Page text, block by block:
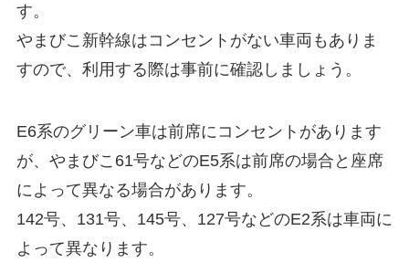
す。
やまびこ新幹線はコンセントがない車両もありま
すので、利用する際は事前に確認しましょう。
E6系のグリーン車は前席にコンセントがあります
が、やまびこ61号などのE5系は前席の場合と座席
によって異なる場合があります。
142号、131号、145号、127号などのE2系は車両に
よって異なります。